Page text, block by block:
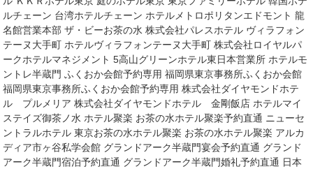
ルチェーン 台湾ホテルチェーン ホテルメトロポリタンエドモント 龍
名館営業本部 ザ・ビーお茶の水 株式会社パレスホテル ヴィラフォン
テーヌ大手町 ホテルヴィラフォンテーヌ大手町 株式会社ロイヤルパ
ークホテルマネジメント 5高山グリーンホテル東日本営業所 ホテルモ
ントレ半蔵門 ふくおか会館予約専用 福岡県東京事務所ふくおか会館
福岡県東京事務所ふくおか会館予約専用 株式会社ダイヤモンドホテ
ル プルメリア 株式会社ダイヤモンドホテル 金剛飯店 ホテルマイ
ステイズ御茶ノ水 ホテル聚楽 お茶の水ホテル聚楽予約直通 ニューセ
ントラルホテル 東京お茶の水ホテル聚楽 お茶の水ホテル聚楽 アルカ
ディア市ヶ谷私学会館 グランドアーク半蔵門宴会予約直通 グランド
アーク半蔵門宿泊予約直通 グランドアーク半蔵門婚礼予約直通 日本